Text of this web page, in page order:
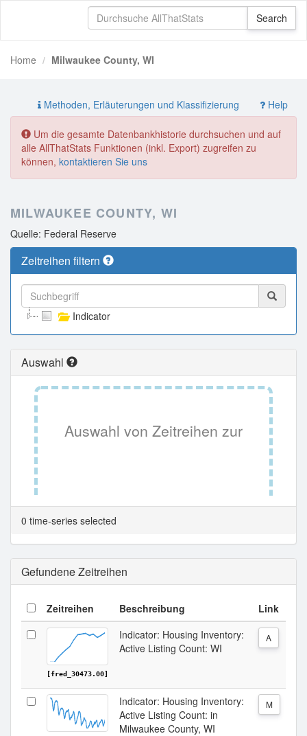
Home Milwaukee County, WI
Methoden, Erläuterungen und Klassifizierung Help
Um die gesamte Datenbankhistorie durchsuchen und auf
alle AllThatStats Funktionen (inkl. Export) zugreifen zu
können, kontaktieren Sie uns
MILWAUKEE COUNTY, WI
Quelle: Federal Reserve
Zeitreihen filtern
Indicator
Auswahl
Auswahl von Zeitreihen zur
Tabellenansicht.
0 time-series selected
Gefundene Zeitreihen
Zeitreihen Beschreibung Link
[fred_30473.00]
Indicator: Housing Inventory:
Active Listing Count: WI
A
Indicator: Housing Inventory:
Active Listing Count: in
Milwaukee County, WI
M